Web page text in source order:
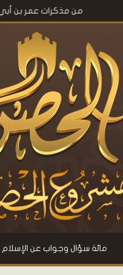
من مذكرات عمر بن أبي ربيعة=>
مائة سؤال وجواب عن الإسلام